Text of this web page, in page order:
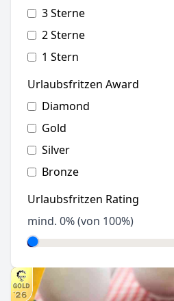
3 Sterne
2 Sterne
1 Stern
Urlaubsfritzen Award
Diamond
Gold
Silver
Bronze
Urlaubsfritzen Rating
mind. 0% (von 100%)